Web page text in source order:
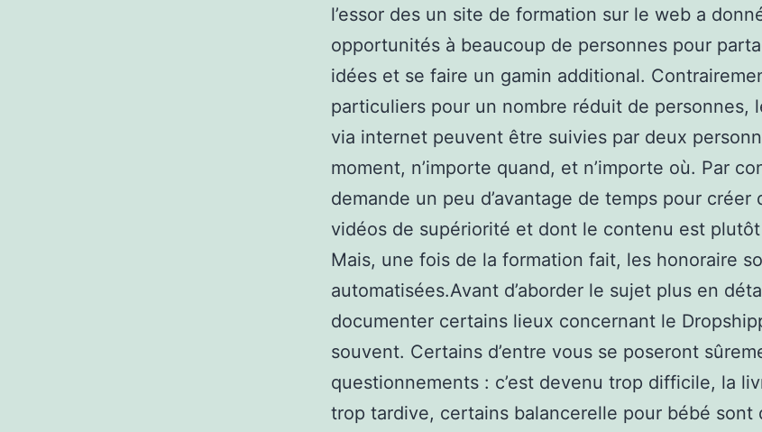
l’essor des un site de formation sur le web a
opportunités à beaucoup de personnes pour
idées et se faire un gamin additional.
particuliers pour un nombre réduit de personnes,
via internet peuvent être suivies par deux
moment, n’importe quand, et n’importe où. Par
demande un peu d’avantage de temps pour créer
vidéos de supériorité et dont le contenu est
Mais, une fois de la formation fait, les honoraire
automatisées.Avant d’aborder le sujet plus en
documenter certains lieux concernant le
souvent. Certains d’entre vous se poseront
questionnements : c’est devenu trop difficile, la
trop tardive, certains balancerelle pour bébé sont